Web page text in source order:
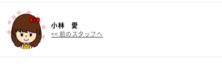
小林 愛
<< 前のスタッフへ